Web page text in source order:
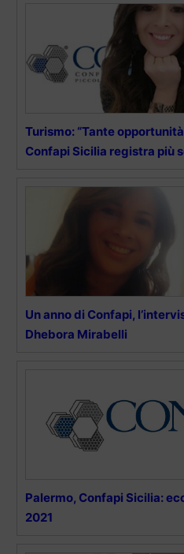
Turismo: “Tante
Confapi Sicilia registra più
Un anno di Confapi,
Dhebora Mirabelli
Palermo, Confapi Sicilia:
2021